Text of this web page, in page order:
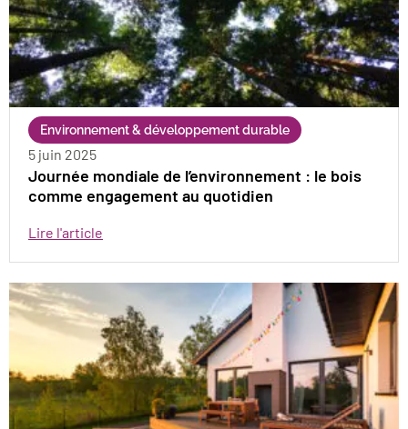
Environnement & développement durable
5 juin 2025
Journée mondiale de l’environnement : le bois
comme engagement au quotidien
Lire l'article